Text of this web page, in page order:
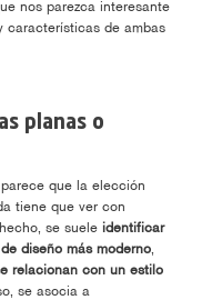
nos parezca interesante
características de ambas
planas o
que la elección
tiene que ver con
se suele identificar
diseño más moderno,
relacionan con un estilo
se asocia a